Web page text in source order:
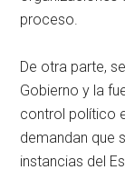
proceso.
De otra parte,
Gobierno y la
control político
demandan que
instancias del